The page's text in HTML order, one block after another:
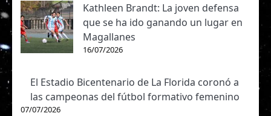
Kathleen Brandt: La joven defensa
que se ha ido ganando un lugar en
Magallanes
16/07/2026
El Estadio Bicentenario de La Florida coronó a
las campeonas del fútbol formativo femenino
07/07/2026